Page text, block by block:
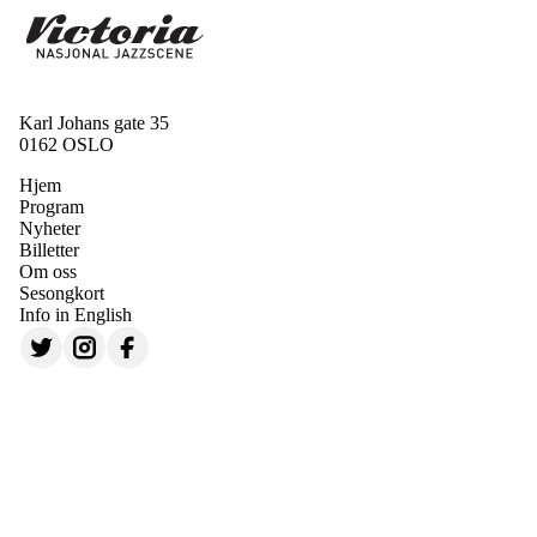
Karl Johans gate 35
0162 OSLO
Hjem
Program
Nyheter
Billetter
Om oss
Sesongkort
Info in English